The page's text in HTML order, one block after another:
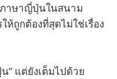
ภาษาญี่ปุ่นในสนาม
ถูกต้องที่สุดไม่ใช่เรื่อง
” แต่ยังเต็มไปด้วย